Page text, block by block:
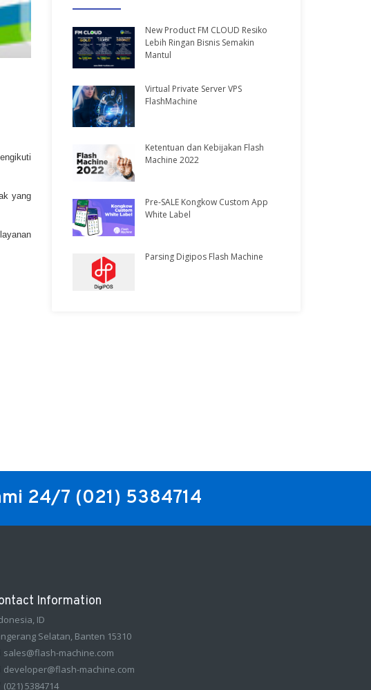
yang
New Product FM CLOUD Resiko
Lebih Ringan Bisnis Semakin
Mantul
Virtual Private Server VPS
FlashMachine
Ketentuan dan Kebijakan Flash
Machine 2022
Pre-SALE Kongkow Custom App
White Label
Parsing Digipos Flash Machine
24/7 (021) 5384714
Information
ID
Selatan, Banten 15310
sales@flash-machine.com
developer@flash-machine.com
(021) 5384714